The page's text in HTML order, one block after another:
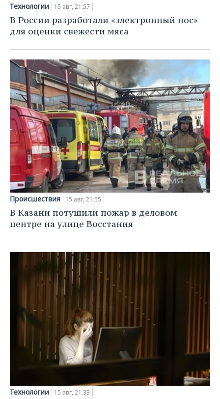
НЕФТЕХИМИЯ
НЕФТЬ
ОПК
ЭНЕРГЕТИКА
РОЗНИЧНАЯ ТОРГОВЛЯ
УСЛУГИ
НОВОСТИ ТЕХНОЛОГИЙ
МЕДИА
ТЕЛЕКОММУНИКАЦИИ
МЕРОПРИЯТИЯ
ВЫЕЗДНАЯ РЕДАКЦИЯ
БИЗНЕС-БРАНЧИ
ONLINE-КОНФЕРЕНЦИИ
ОТКРЫТАЯ ЛЕКЦИЯ
НОВОСТИ СПОРТА
ФУТБОЛ
ХОККЕЙ
БАСКЕТБОЛ
ВОЛЕЙБОЛ
КИБЕРСПОРТ
ФИГУРНОЕ КАТАНИЕ
ВОДНЫЕ ВИДЫ СПОРТА
ХОККЕЙ С МЯЧОМ
ОБЩЕСТВО
НОВОСТИ ОБЩЕСТВА
ВЛАСТЬ
ИНФРАСТРУКТУРА
ИСТОРИЯ
КУЛЬТУРА
МЕДИЦИНА
ОБРАЗОВАНИЕ
ПРОИСШЕСТВИЯ
ФОТОГАЛЕРЕЯ
СЮЖЕТЫ
СПРАВОЧНИК
СПИСОК ПЕРСОН
СПИСОК КОМПАНИЙ
ПОЛНАЯ ВЕРСИЯ
Технологии 15 авг, 21:57
В России разработали «электронный нос»
для оценки свежести мяса
Происшествия 15 авг, 21:55
В Казани потушили пожар в деловом
центре на улице Восстания
Технологии 15 авг, 21:33